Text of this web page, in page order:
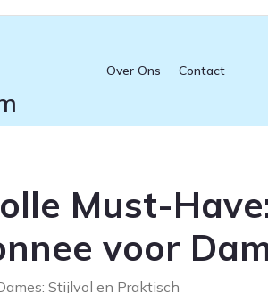
Over Ons Contact
Must-
voor
Stijlvol en Praktisch